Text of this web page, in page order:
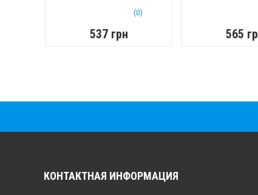
(0)
537 грн 565
КОНТАКТНАЯ ИНФОРМАЦИЯ